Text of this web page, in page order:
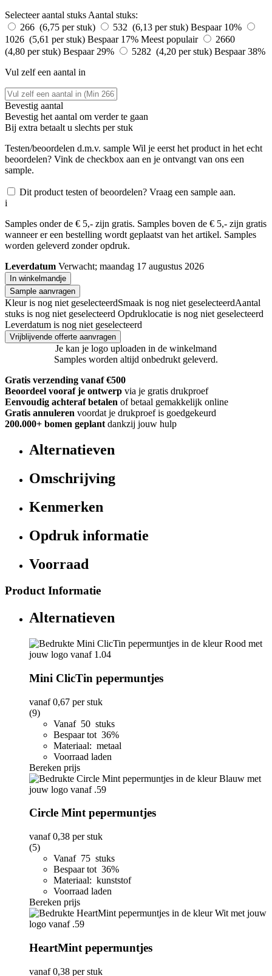
Selecteer aantal stuks Aantal stuks:
266 (6,75 per stuk)
532 (6,13 per stuk) Bespaar 10%
1026 (5,61 per stuk) Bespaar 17% Meest populair
2660
(4,80 per stuk) Bespaar 29% 5282 (4,20 per stuk) Bespaar 38%
Vul zelf een aantal in
Bevestig aantal
Bevestig het aantal om verder te gaan
Bij extra betaalt u slechts per stuk
Testen/beoordelen d.m.v. sample Wil je eerst het product in het echt
beoordelen? Vink de checkbox aan en je ontvangt van ons een
sample.
Dit product testen of beoordelen? Vraag een sample aan.
i
Samples onder de € 5,- zijn gratis. Samples boven de € 5,- zijn gratis
wanneer er een bestelling wordt geplaatst van het artikel. Samples
worden geleverd zonder opdruk.
Leverdatum Verwacht; maandag 17 augustus 2026
In winkelmandje
Sample aanvragen
Kleur is nog niet geselecteerdSmaak is nog niet geselecteerdAantal
stuks is nog niet geselecteerd Opdruklocatie is nog niet geselecteerd
Leverdatum is nog niet geselecteerd
Vrijblijvende offerte aanvragen
Je kan je logo uploaden in de winkelmand
Samples worden altijd onbedrukt geleverd.
Gratis verzending vanaf €500
Beoordeel vooraf je ontwerp via je gratis drukproef
Eenvoudig achteraf betalen of betaal gemakkelijk online
Gratis annuleren voordat je drukproef is goedgekeurd
200.000+ bomen geplant dankzij jouw hulp
Alternatieven
Omschrijving
Kenmerken
Opdruk informatie
Voorraad
Product Informatie
Alternatieven
Mini ClicTin pepermuntjes
vanaf0,67 per stuk
(9)
Vanaf 50 stuks
Bespaar tot 36%
Materiaal: metaal
Voorraad laden
Bereken prijs
Circle Mint pepermuntjes
vanaf0,38 per stuk
(5)
Vanaf 75 stuks
Bespaar tot 36%
Materiaal: kunststof
Voorraad laden
Bereken prijs
HeartMint pepermuntjes
vanaf0,38 per stuk